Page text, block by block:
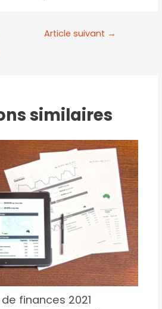
Article suivant →
similaires
finances 2021